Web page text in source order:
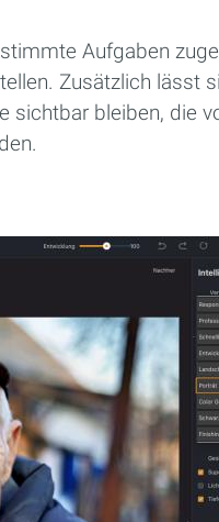
Aufgaben
Zusätzlich lässt
sichtbar bleiben, die